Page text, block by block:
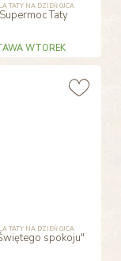
TATY NA DZIEŃ OJCA
Taty
WTOREK
TATY NA DZIEŃ OJCA
spokoju"